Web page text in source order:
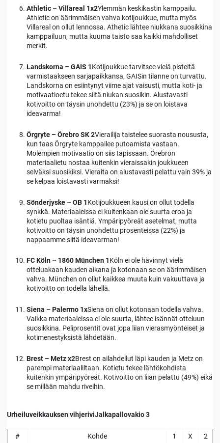
Athletic – Villareal 1x2Ylemmän keskikastin kamppailu.
Athletic on äärimmäisen vahva kotijoukkue, mutta myös
Villareal on ollut lennossa. Athetic lähtee niukkana suosikkina
kamppailuun, mutta kuuma taisto saa kaikki mahdolliset
merkit.
Landskorna – GAIS 1Kotijoukkue tarvitsee vielä pisteitä
varmistaakseen sarjapaikkansa, GAISin tilanne on turvattu.
Landskorna on esiintynyt viime ajat vaisusti, mutta koti- ja
motivaatioetu tekee siitä niukan suosikin. Alustavasti
kotivoitto on täysin unohdettu (23%) ja se on loistava
ideavarma!
Örgryte – Örebro SK 2Vierailija taistelee suorasta noususta,
kun taas Örgryte kamppailee putoamista vastaan.
Molempien motivaatio on siis tapissaan. Örebron
materiaalietu nostaa kuitenkin vieraissakin joukkueen
selväksi suosikiksi. Vieraita on alustavasti pelattu vain 39% ja
se kelpaa loistavasti varmaksi!
Sönderjyske – OB 1Kotijoukkueen kausi on ollut todella
synkkä. Materiaaleissa ei kuitenkaan ole suurta eroa ja
kotietu puoltaa isäntiä. Ympäripyöreät asetelmat, mutta
kotivoitto on täysin unohdettu prosenteissa (22%) ja
nappaamme siitä ideavarman!
FC Köln – 1860 München 1Köln ei ole hävinnyt vielä
otteluakaan kauden aikana ja kotonaan se on äärimmäisen
vahva. München on ollut kaikkea muuta kuin vakuuttava ja
kotivoitto on todella lähellä.
Siena – Palermo 1xSiena on ollut kotonaan todella vahva.
Vaikka materiaaleissa ei ole suurta, lähtee isännät otteluun
suosikkina. Peliprosentit ovat jopa liian vierasmyönteiset ja
kotimenestyksistä lähdetään.
Brest – Metz x2Brest on ailahdellut läpi kauden ja Metz on
parempi materiaaliltaan. Kotietu tekee lähtökohdista
kuitenkin ympäripyöreät. Kotivoitto on liian pelattu (49%) eikä
se millään mahdu riveihin.
Urheiluveikkauksen vihjeriviJalkapallovakio 3
# Kohde 1 X 2